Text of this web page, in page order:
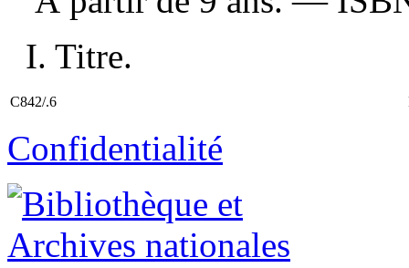
I. Titre.
C842/.6
Confidentialité